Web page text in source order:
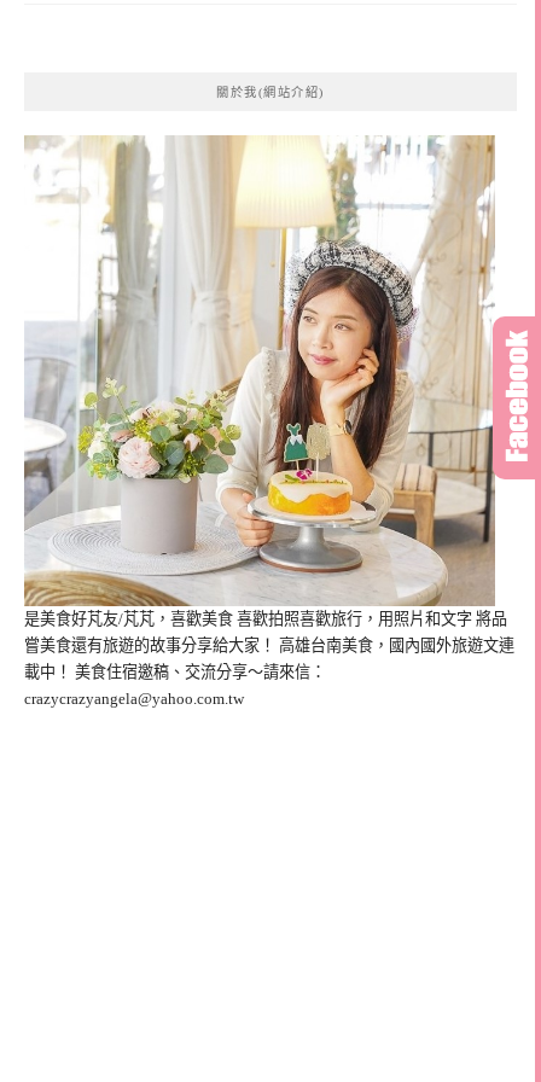
關於我(網站介紹)
我
是美食好芃友/芃芃，喜歡美食 喜歡拍照喜歡旅行，用照片和文字 將品
嘗美食還有旅遊的故事分享給大家！ 高雄台南美食，國內國外旅遊文連
載中！ 美食住宿邀稿、交流分享～請來信：
crazycrazyangela@yahoo.com.tw